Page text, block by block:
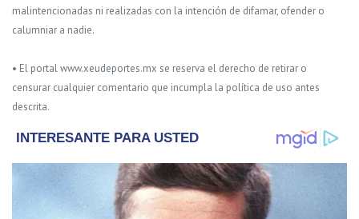
malintencionadas ni realizadas con la intención de difamar, ofender o
calumniar a nadie.
• El portal www.xeudeportes.mx se reserva el derecho de retirar o
censurar cualquier comentario que incumpla la política de uso antes
descrita.